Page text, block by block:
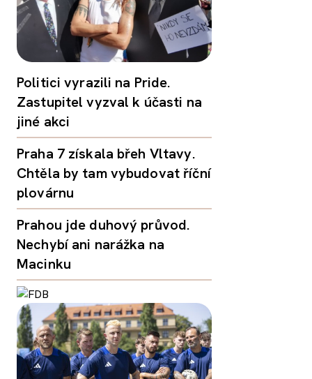
Politici vyrazili na Pride.
Zastupitel vyzval k účasti na
jiné akci
Praha 7 získala břeh Vltavy.
Chtěla by tam vybudovat říční
plovárnu
Prahou jde duhový průvod.
Nechybí ani narážka na
Macinku